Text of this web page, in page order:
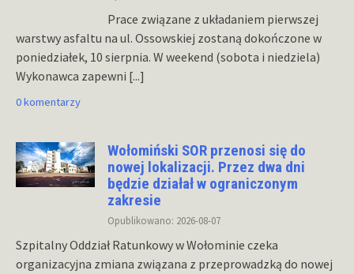
Prace związane z układaniem pierwszej
warstwy asfaltu na ul. Ossowskiej zostaną dokończone w
poniedziałek, 10 sierpnia. W weekend (sobota i niedziela)
Wykonawca zapewni [...]
0 komentarzy
Wołomiński SOR przenosi się do
nowej lokalizacji. Przez dwa dni
będzie działał w ograniczonym
zakresie
Opublikowano: 2026-08-07
Szpitalny Oddział Ratunkowy w Wołominie czeka
organizacyjna zmiana związana z przeprowadzką do nowej